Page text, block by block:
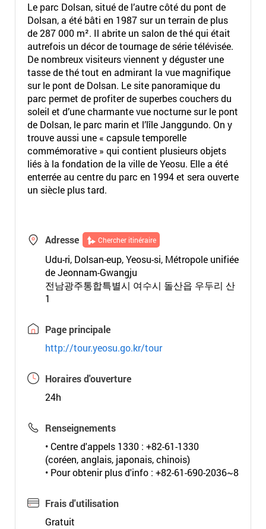
Le parc Dolsan, situé de l’autre côté du pont de
Dolsan, a été bâti en 1987 sur un terrain de plus
de 287 000 m². Il abrite un salon de thé qui était
autrefois un décor de tournage de série télévisée.
De nombreux visiteurs viennent y déguster une
tasse de thé tout en admirant la vue magnifique
sur le pont de Dolsan. Le site panoramique du
parc permet de profiter de superbes couchers du
soleil et d’une charmante vue nocturne sur le pont
de Dolsan, le parc marin et l’lîle Janggundo. On y
trouve aussi une « capsule temporelle
commémorative » qui contient plusieurs objets
liés à la fondation de la ville de Yeosu. Elle a été
enterrée au centre du parc en 1994 et sera ouverte
un siècle plus tard.
Adresse Chercher itinéraire
Udu-ri, Dolsan-eup, Yeosu-si, Métropole unifiée
de Jeonnam-Gwangju
전남광주통합특별시 여수시 돌산읍 우두리 산
1
Page principale
http://tour.yeosu.go.kr/tour
Horaires d'ouverture
24h
Renseignements
• Centre d'appels 1330 : +82-61-1330
(coréen, anglais, japonais, chinois)
• Pour obtenir plus d'info : +82-61-690-2036~8
Frais d'utilisation
Gratuit